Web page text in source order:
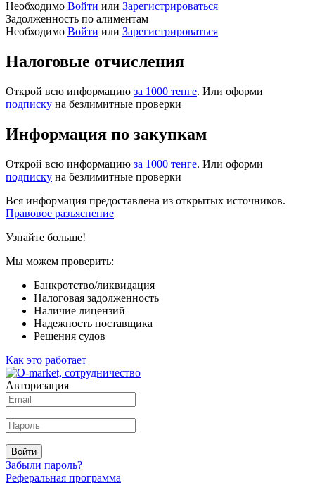
Необходимо Войти или Зарегистрироваться
Задолженность по алиментам
Необходимо Войти или Зарегистрироваться
Налоговые отчисления
Открой всю информацию за 1000 тенге. Или оформи
подписку на безлимитные проверки
Информация по закупкам
Открой всю информацию за 1000 тенге. Или оформи
подписку на безлимитные проверки
Вся информация предоставлена из открытых источников.
Правовое разъяснение
Узнайте больше!
Мы можем проверить:
Банкротство/ликвидация
Налоговая задолженность
Наличие лицензий
Надежность поставщика
Решения судов
Как это работает
Авторизация
Войти
Забыли пароль?
Реферальная программа